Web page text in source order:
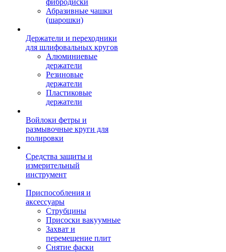
фибродиски
Абразивные чашки
(шарошки)
Держатели и переходники
для шлифовальных кругов
Алюминиевые
держатели
Резиновые
держатели
Пластиковые
держатели
Войлоки фетры и
размывочные круги для
полировки
Средства защиты и
измерительный
инструмент
Приспособления и
аксессуары
Струбцины
Присоски вакуумные
Захват и
перемещение плит
Снятие фаски